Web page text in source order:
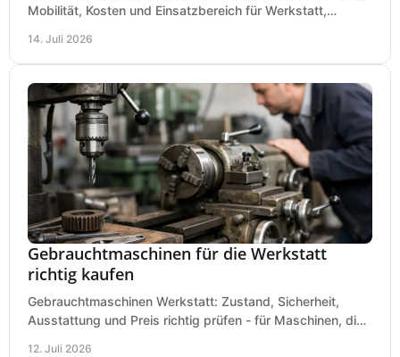
Mobilität, Kosten und Einsatzbereich für Werkstatt,
14. Juli 2026
Gebrauchtmaschinen für die Werkstatt
richtig kaufen
Gebrauchtmaschinen Werkstatt: Zustand, Sicherheit,
Ausstattung und Preis richtig prüfen - für Maschinen, die
12. Juli 2026